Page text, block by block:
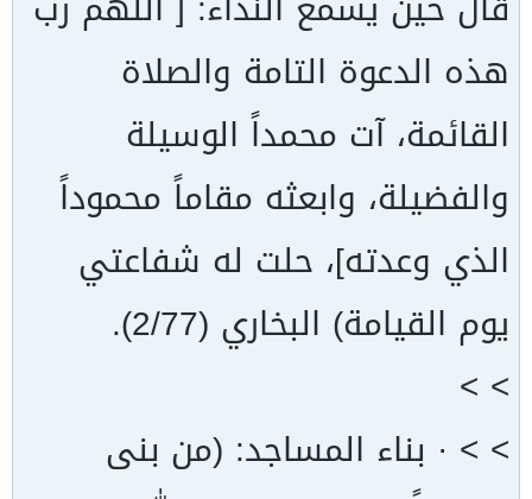
هذه الدعوة التامة والصلاة
القائمة، آت محمداً الوسيلة
والفضيلة، وابعثه مقاماً محموداً
الذي وعدته]، حلت له شفاعتي
يوم القيامة) البخاري (2/77).
> >
> > · بناء المساجد: (من بنى